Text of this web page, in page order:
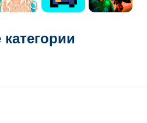
категории